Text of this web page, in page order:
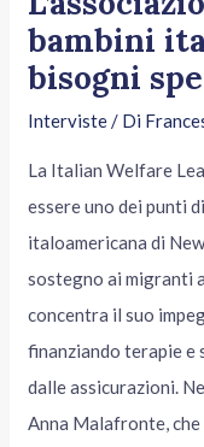
bambini
bisogni
Interviste/ Di
La Italian Welfare
essere uno dei punti
italoamericana di
sostegno ai migranti
concentra il suo
finanziando terapie e
dalle assicurazioni.
Anna Malafronte, che